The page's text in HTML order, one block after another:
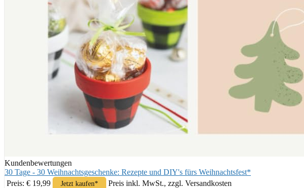
Kundenbewertungen
30 Tage - 30 Weihnachtsgeschenke: Rezepte und DIY's fürs Weihnachtsfest*
Preis: € 19,99
Jetzt kaufen*
Preis inkl. MwSt., zzgl. Versandkosten